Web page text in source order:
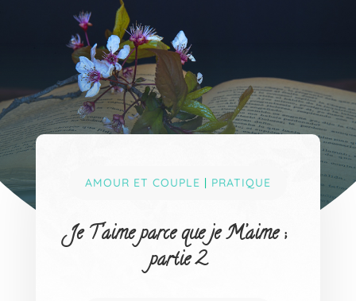
AMOUR ET COUPLE PRATIQUE
Je T’aime parce que je M’aime ;
partie 2